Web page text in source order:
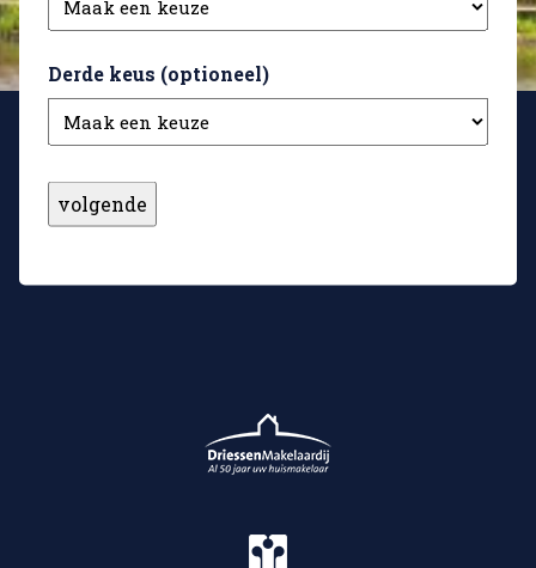
derden wordt bewoond en/of verhuurd. Deze
levering.
Derde keus (optioneel)